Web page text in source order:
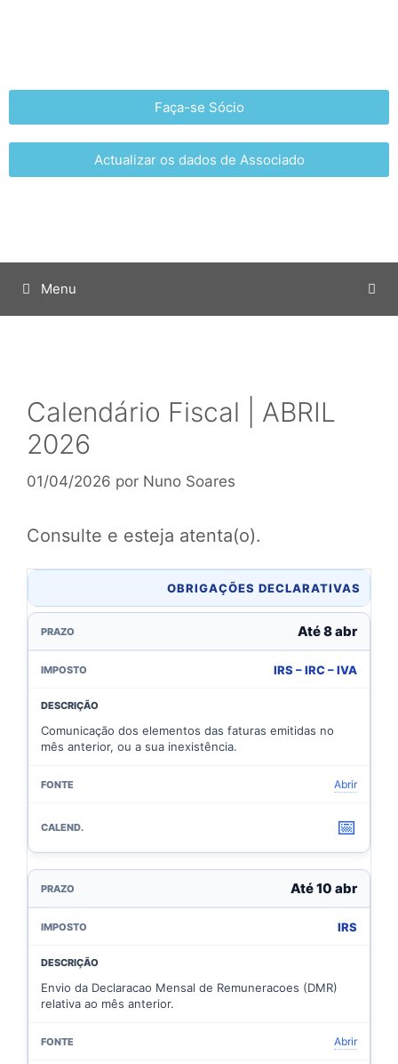
Faça-se Sócio
Actualizar os dados de Associado
Menu
Calendário Fiscal | ABRIL
2026
01/04/2026 por Nuno Soares
Consulte e esteja atenta(o).
OBRIGAÇÕES DECLARATIVAS
Até 8 abr
IRS – IRC – IVA
Comunicação dos elementos das faturas emitidas no
mês anterior, ou a sua inexistência.
Abrir
📅
Até 10 abr
IRS
Envio da Declaracao Mensal de Remuneracoes (DMR)
relativa ao mês anterior.
Abrir